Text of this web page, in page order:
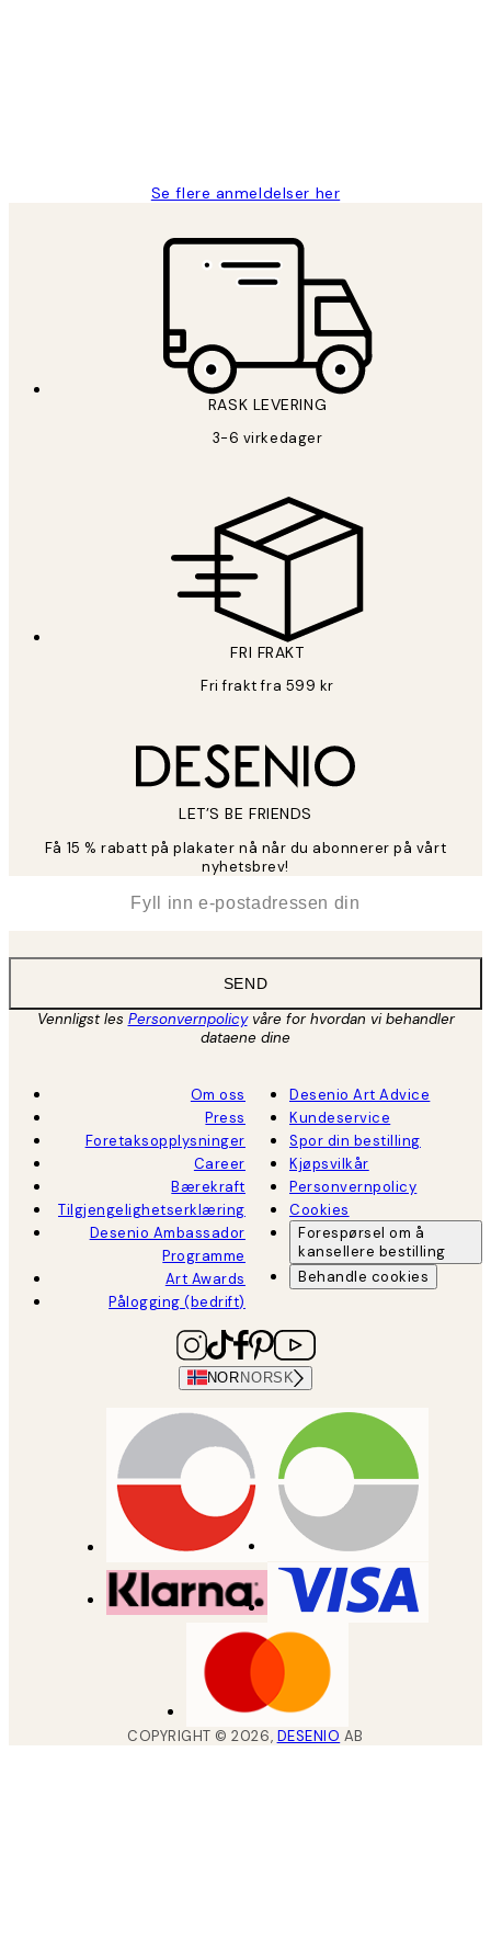
Se flere anmeldelser her
RASK LEVERING
3-6 virkedager
FRI FRAKT
Fri frakt fra 599 kr
LET’S BE FRIENDS
Få 15 % rabatt på plakater nå når du abonnerer på vårt
nyhetsbrev!
SEND
Vennligst les Personvernpolicyvåre for hvordan vi behandler
dataene dine
Om oss
Press
Foretaksopplysninger
Career
Bærekraft
Tilgjengelighetserklæring
Desenio Ambassador
Programme
Art Awards
Pålogging (bedrift)
Desenio Art Advice
Kundeservice
Spor din bestilling
Kjøpsvilkår
Personvernpolicy
Cookies
Forespørsel om å
kansellere bestilling
Behandle cookies
NOR NORSK
COPYRIGHT ©2026, DESENIO AB